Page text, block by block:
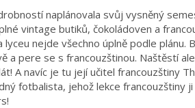
naplánovala svůj vysněný
vintage butiků, čokoládoven a
lyceu nejde všechno úplně podle plánu.
a pere se s francouzštinou. Naštěstí
A navíc je tu její učitel francouzštiny
fotbalista, jehož lekce francouzštiny ji